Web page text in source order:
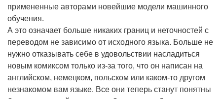
примененные авторами новейшие модели машинного
обучения.
А это означает больше никаких границ и неточностей с
переводом не зависимо от исходного языка. Больше не
нужно отказывать себе в удовольствии насладиться
новым комиксом только из-за того, что он написан на
английском, немецком, польском или каком-то другом
незнакомом вам языке. Все они теперь станут понятны